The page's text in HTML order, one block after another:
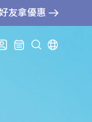
友拿優惠